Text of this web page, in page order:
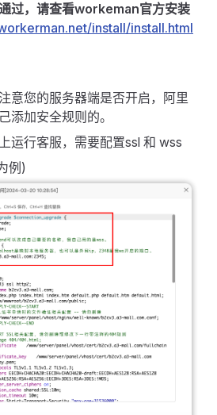
过，请查看workeman官方安装
install/install.html
意您的服务器端是否开启，阿里
添加安全规则的。
运行客服，需要配置ssl 和 wss
例)